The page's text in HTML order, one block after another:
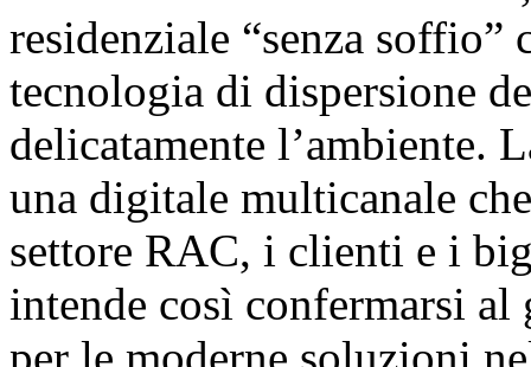
residenziale “senza soffio”
tecnologia di dispersione
delicatamente l’ambiente.
una digitale multicanale
settore RAC, i clienti e i
intende così confermarsi
per le moderne soluzioni